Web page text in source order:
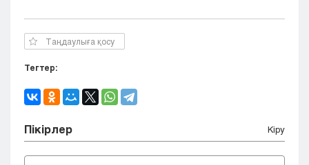
Таңдаулыға қосу
Тегтер:
Пікірлер Кіру